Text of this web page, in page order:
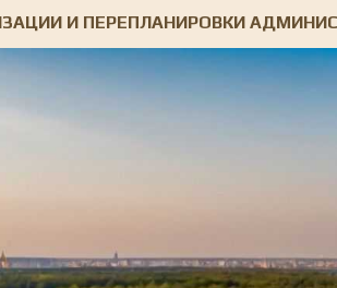
И ПЕРЕПЛАНИРОВКИ